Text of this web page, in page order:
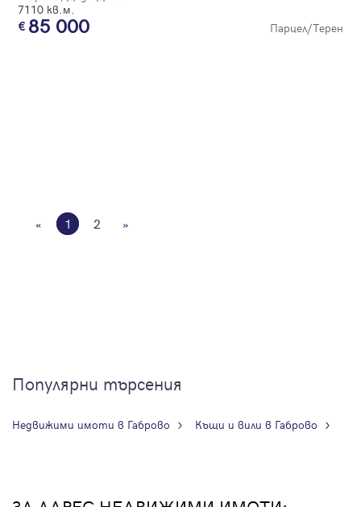
7110 кв.м.
85 000 Парцел/Терен
« 1 2 »
Популярни търсения
Недвижими имоти в Габрово Къщи и вили в Габрово